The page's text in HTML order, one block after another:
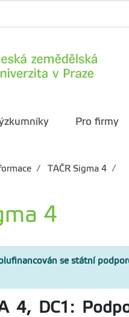
Pro firmy
TAČR Sigma 4
4
se státní
4, DC1: